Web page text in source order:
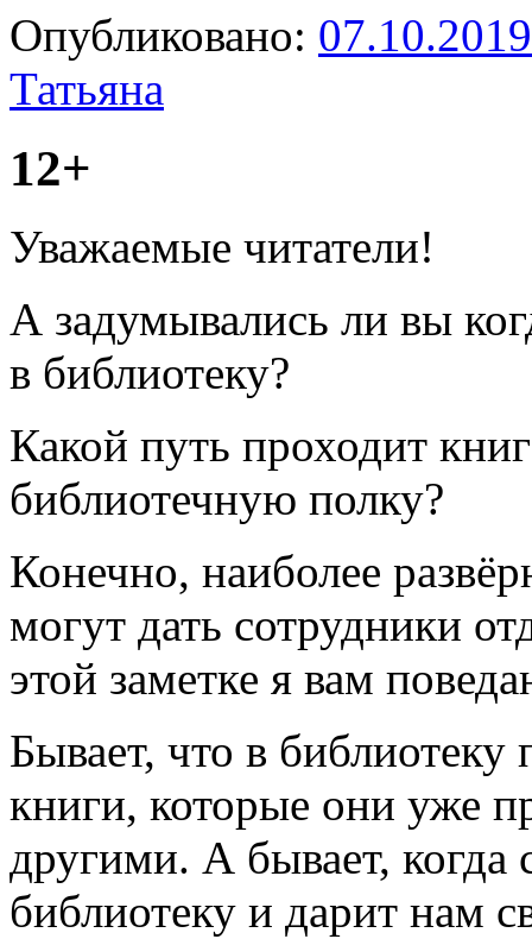
Опубликовано: 07.10.2019
Татьяна
12+
Уважаемые читатели!
А задумывались ли вы
в библиотеку?
Какой путь проходит
библиотечную полку?
Конечно, наиболее
могут дать сотрудники
этой заметке я вам
Бывает, что в библиотеку
книги, которые они уже
другими. А бывает, когда
библиотеку и дарит нам